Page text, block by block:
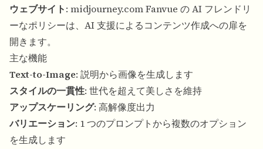
ウェブサイト: midjourney.comFanvue の AI フレンドリ
ーなポリシーは、AI 支援によるコンテンツ作成への扉を
開きます。
主な機能
Text-to-Image: 説明から画像を生成します
スタイルの一貫性: 世代を超えて美しさを維持
アップスケーリング: 高解像度出力
バリエーション: 1 つのプロンプトから複数のオプション
を生成します